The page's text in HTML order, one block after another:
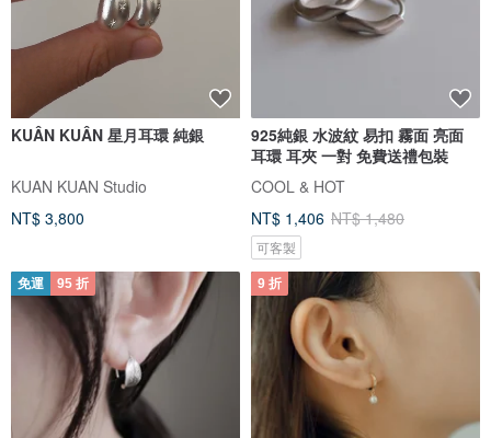
KUÂN KUÂN 星月耳環 純銀
KUAN KUAN Studio
NT$ 3,800
925純銀 水波紋 易扣 霧面 亮面
耳環 耳夾 一對 免費送禮包裝
COOL & HOT
NT$ 1,406 NT$ 1,480
可客製
免運 95 折 9 折